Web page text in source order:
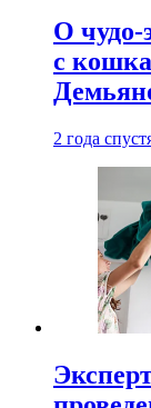
О
с
2 года